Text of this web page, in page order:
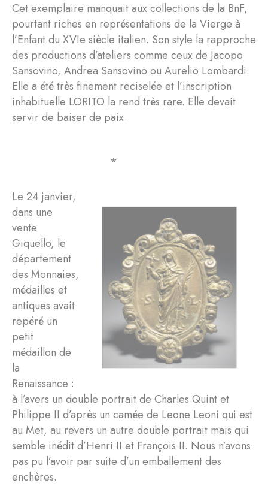
Cet exemplaire manquait aux collections de la BnF,
pourtant riches en représentations de la Vierge à
l’Enfant du XVIe siècle italien. Son style la rapproche
des productions d’ateliers comme ceux de Jacopo
Sansovino, Andrea Sansovino ou Aurelio Lombardi.
Elle a été très finement reciselée et l’inscription
inhabituelle LORITO la rend très rare. Elle devait
servir de baiser de paix.
⁎
Le 24 janvier,
dans une
vente
Giquello, le
département
des Monnaies,
médailles et
antiques avait
repéré un
petit
médaillon de
la
Renaissance :
à l’avers un double portrait de Charles Quint et
Philippe II d’après un camée de Leone Leoni qui est
au Met, au revers un autre double portrait mais qui
semble inédit d’Henri II et François II. Nous n’avons
pas pu l’avoir par suite d’un emballement des
enchères.